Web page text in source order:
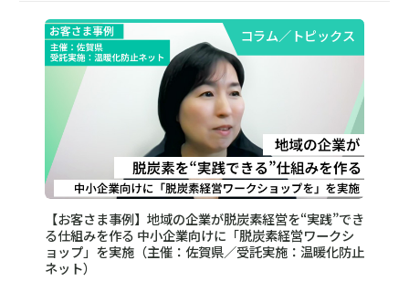
コラム／トピックス
【お客さま事例】地域の企業が脱炭素経営を“実践”でき
る仕組みを作る 中小企業向けに「脱炭素経営ワークシ
ョップ」を実施（主催：佐賀県／受託実施：温暖化防止
ネット）